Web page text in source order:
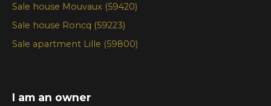
Sale house Mouvaux (59420)
Sale house Roncq (59223)
Sale apartment Lille (59800)
I am an owner